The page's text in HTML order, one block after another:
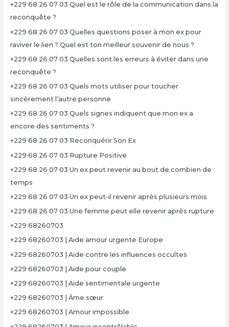
+229 68 26 07 03 Quel est le rôle de la communication dans la
reconquête ?
+229 68 26 07 03 Quelles questions poser à mon ex pour
raviver le lien ? Quel est ton meilleur souvenir de nous ?
+229 68 26 07 03 Quelles sont les erreurs à éviter dans une
reconquête ?
+229 68 26 07 03 Quels mots utiliser pour toucher
sincèrement l’autre personne
+229 68 26 07 03 Quels signes indiquent que mon ex a
encore des sentiments ?
+229 68 26 07 03 Reconquérir Son Ex
+229 68 26 07 03 Rupture Positive
+229 68 26 07 03 Un ex peut revenir au bout de combien de
temps
+229 68 26 07 03 Un ex peut-il revenir après plusieurs mois
+229 68 26 07 03 Une femme peut elle revenir après rupture
+229 68260703
+229 68260703 | Aide amour urgente Europe
+229 68260703 | Aide contre les influences occultes
+229 68260703 | Aide pour couple
+229 68260703 | Aide sentimentale urgente
+229 68260703 | Âme sœur
+229 68260703 | Amour impossible